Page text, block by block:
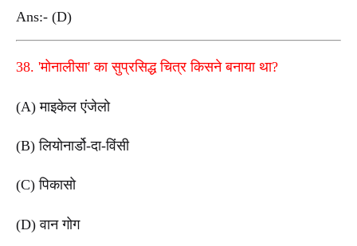
Ans:- (D)
38. 'मोनालीसा' का सुप्रसिद्ध चित्र किसने बनाया था?
(A) माइकेल एंजेलो
(B) लियोनार्डो-दा-विंसी
(C) पिकासो
(D) वान गोग